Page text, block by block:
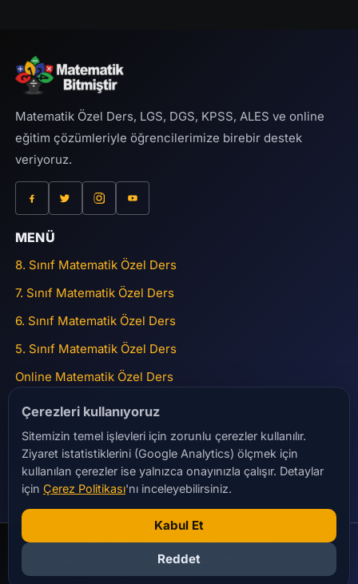
Matematik Özel Ders, LGS, DGS, KPSS, ALES ve online
eğitim çözümleriyle öğrencilerimize birebir destek
veriyoruz.
MENÜ
8. Sınıf Matematik Özel Ders
7. Sınıf Matematik Özel Ders
6. Sınıf Matematik Özel Ders
5. Sınıf Matematik Özel Ders
Online Matematik Özel Ders
ADRES
15 Temmuz Mah Gülbahar Caddesi Nurolpark Sitesi No:45
A2 Blok Daire 41 Bağcılar
matematikbitmistir@gmail.com
+90 532 284 23 28
© 2016 - 2026 Matematik Bitmiştir
tarafından yapılmıştır.
Gizlilik PolitikasıŞartlar ve Koşullar
Çerezleri kullanıyoruz
Sitemizin temel işlevleri için zorunlu çerezler kullanılır.
Ziyaret istatistiklerini (Google Analytics) ölçmek için
kullanılan çerezler ise yalnızca onayınızla çalışır. Detaylar
için Çerez Politikası'nı inceleyebilirsiniz.
Kabul Et
Reddet